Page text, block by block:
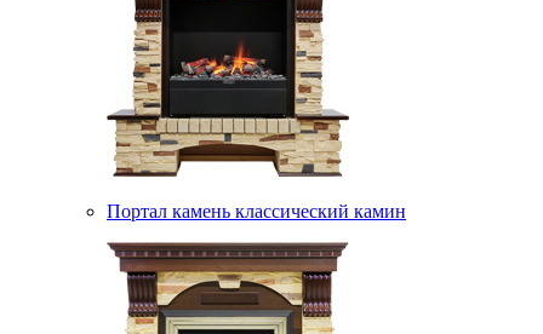
Портал камень классический камин